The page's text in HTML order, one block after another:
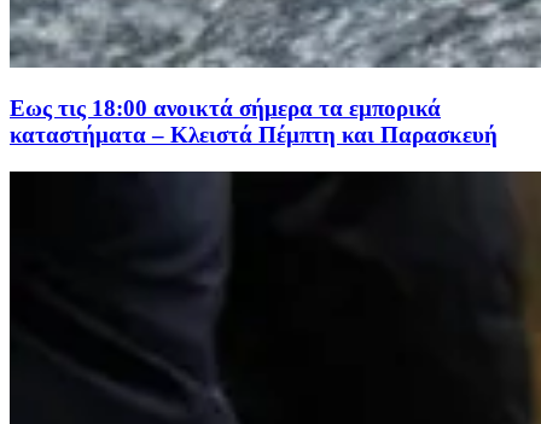
Εως τις 18:00 ανοικτά σήμερα τα εμπορικά
καταστήματα – Κλειστά Πέμπτη και Παρασκευή